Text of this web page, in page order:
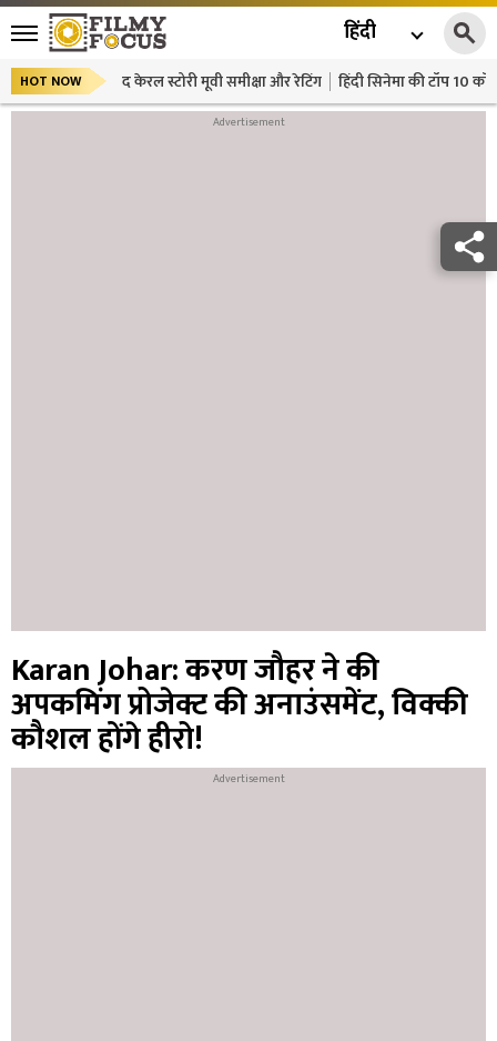
हिंदी
HOT NOW द केरल स्टोरी मूवी समीक्षा और रेटिंग हिंदी सिनेमा की टॉप 10
Karan Johar: करण जौहर ने की
अपकमिंग प्रोजेक्ट की अनाउंसमेंट, विक्की
कौशल होंगे हीरो!